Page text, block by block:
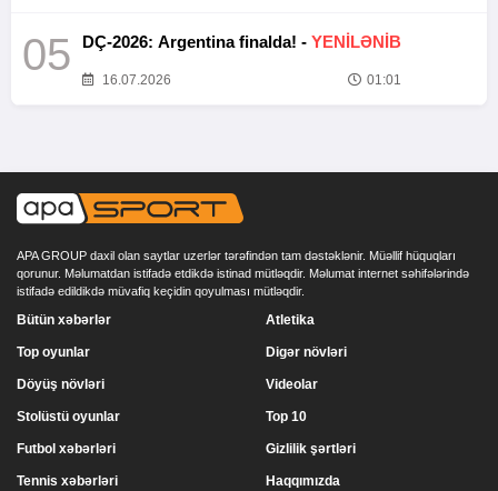
05 DÇ-2026: Argentina finalda! - YENİLƏNİB
16.07.2026 01:01
APA GROUP daxil olan saytlar uzerlər tərəfindən tam dəstəklənir. Müəllif hüquqları
qorunur. Məlumatdan istifadə etdikdə istinad mütləqdir. Məlumat internet səhifələrində
istifadə edildikdə müvafiq keçidin qoyulması mütləqdir.
Bütün xəbərlər
Top oyunlar
Döyüş növləri
Stolüstü oyunlar
Atletika
Digər növləri
Videolar
Top 10
Futbol xəbərləri
Tennis xəbərləri
Gizlilik şərtləri
Haqqımızda